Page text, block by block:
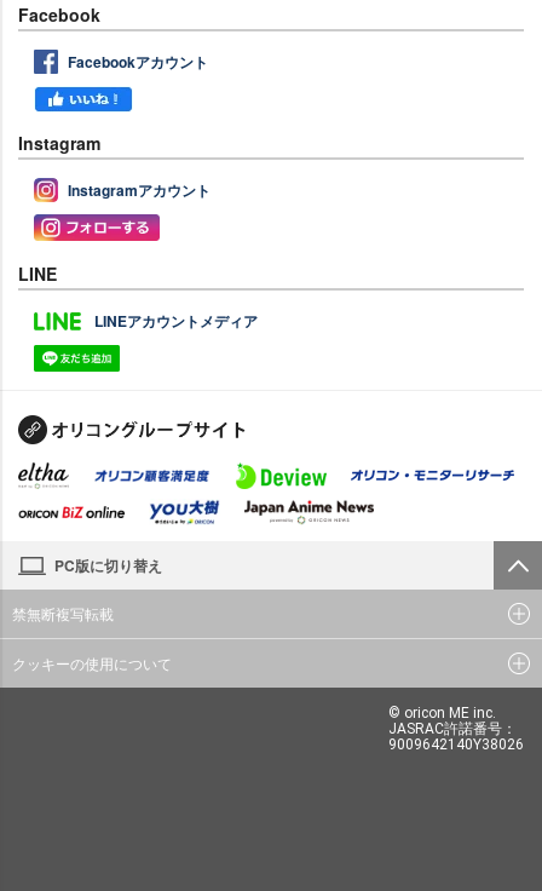
Facebook
Facebookアカウント
Instagram
Instagramアカウント
LINE
LINEアカウントメディア
PC版に切り替え
禁無断複写転載
クッキーの使用について
© oricon ME inc.
JASRAC許諾番号：
9009642140Y38026